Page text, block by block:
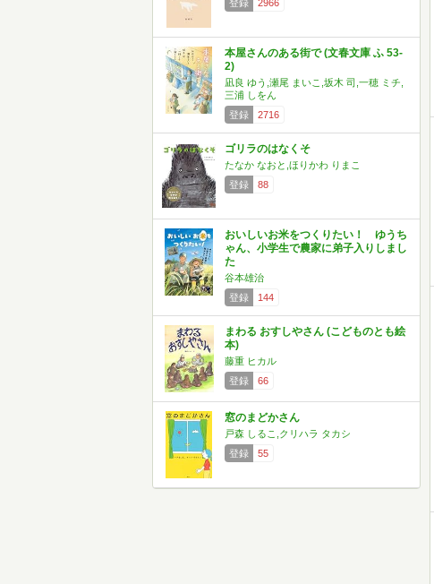
登録
2966
本屋さんのある街で (文春文庫 ふ 53-
2)
凪良 ゆう,瀬尾 まいこ,坂木 司,一穂 ミチ,
三浦 しをん
登録
2716
ゴリラのはなくそ
たなか なおと,ほりかわ りまこ
登録
88
おいしいお米をつくりたい！ ゆうち
ゃん、小学生で農家に弟子入りしまし
た
谷本雄治
登録
144
まわる おすしやさん (こどものとも絵
本)
藤重 ヒカル
登録
66
窓のまどかさん
戸森 しるこ,クリハラ タカシ
登録
55